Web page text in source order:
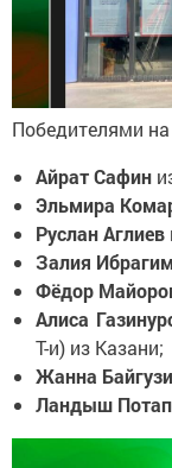
Победителями
Айрат Сафин
Эльмира
Руслан Аглиев
Залия
Фёдор
Алиса
Т-и) из Казани;
Жанна
Ландыш